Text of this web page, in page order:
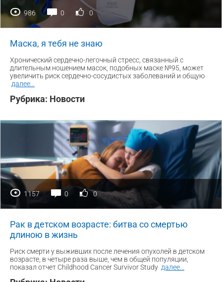
986 0 0
Маска, я тебя не знаю
Хронический сердечно-легочный стресс, связанный с
длительным ношением масок, подобных маске №95, может
увеличить риск сердечно-сосудистых заболеваний и общую
далее
Рубрика: Новости
1157 0 0
Рак в детском возрасте: битва со смертью
длиною в жизнь
Риск смерти у выживших после лечения опухолей в детском
возрасте, в четыре раза выше, чем в общей популяции,
показал отчет Childhood Cancer Survivor Study далее